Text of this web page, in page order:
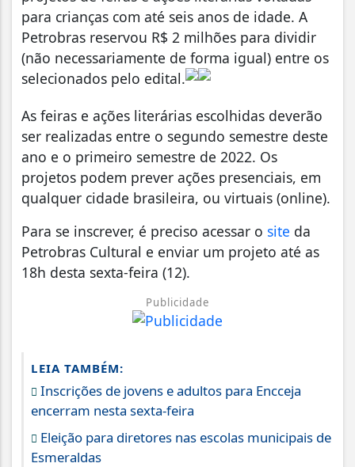
para crianças com até seis anos de idade. A
Petrobras reservou R$ 2 milhões para dividir
(não necessariamente de forma igual) entre os
selecionados pelo edital.
As feiras e ações literárias escolhidas deverão
ser realizadas entre o segundo semestre deste
ano e o primeiro semestre de 2022. Os
projetos podem prever ações presenciais, em
qualquer cidade brasileira, ou virtuais (online).
Para se inscrever, é preciso acessar o site da
Petrobras Cultural e enviar um projeto até as
18h desta sexta-feira (12).
Publicidade
LEIA TAMBÉM:
Inscrições de jovens e adultos para Encceja
encerram nesta sexta-feira
Eleição para diretores nas escolas municipais de
Esmeraldas